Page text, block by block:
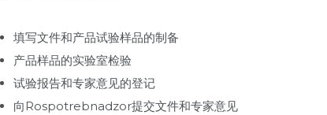
填写文件和产品试验样品的制备
产品样品的实验室检验
试验报告和专家意见的登记
向Rospotrebnadzor提交文件和专家意见